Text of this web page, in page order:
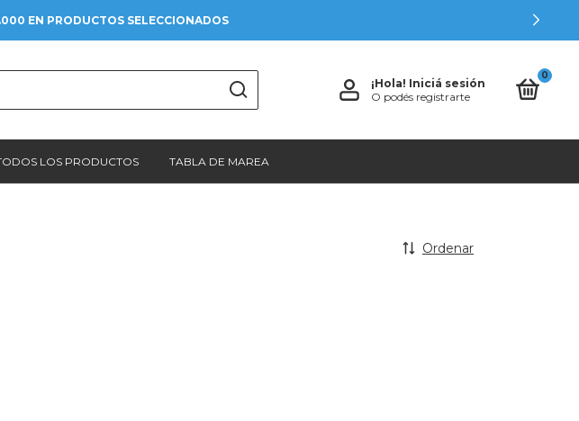
EN PRODUCTOS SELECCIONADOS
¡Hola! Iniciá sesión
O podés registrarte
0
LOS PRODUCTOS TABLA DE MAREA
Ordenar